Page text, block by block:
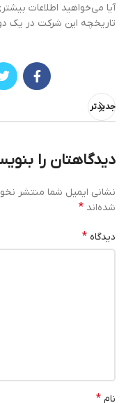
آیا می‌خواهید اطلاعات
تاریخچه این شرکت در یک
جدیدتر
دیدگاهتان را
نشانی ایمیل شما منتشر
شده‌اند *
دیدگاه *
نام *